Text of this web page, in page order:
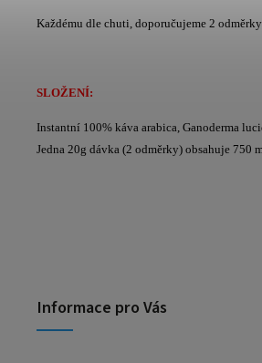
Každému dle chuti, doporučujeme 2
SLOŽENÍ:
Instantní 100% káva arabica, Ganoderma
Jedna 20g dávka (2 odměrky) obsahuje 750
Informace pro Vás